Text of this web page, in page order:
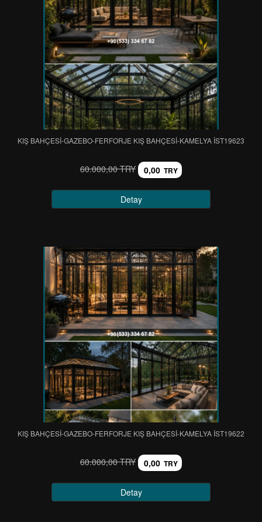
KIŞ BAHÇESİ-GAZEBO-FERFORJE KIŞ BAHÇESİ-KAMELYA IST19623
60.000,00 TRY 0,00 TRY
Detay
KIŞ BAHÇESİ-GAZEBO-FERFORJE KIŞ BAHÇESİ-KAMELYA IST19622
60.000,00 TRY 0,00 TRY
Detay